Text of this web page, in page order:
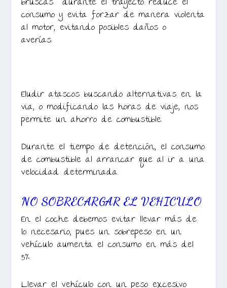
consumo y evita forzar de manera violenta
al motor, evitando posibles daños o
averías.
Eludir atascos buscando alternativas en la
via, o modificando las horas de viaje, nos
permite un ahorro de combustible.
Durante el tiempo de detención, el consumo
de combustible al arrancar que al ir a una
velocidad determinada.
NO SOBRECARGAR EL VEHICULO
En el coche debemos evitar llevar más de
lo necesario, pues un sobrepeso en un
vehículo aumenta el consumo en más del
5%.